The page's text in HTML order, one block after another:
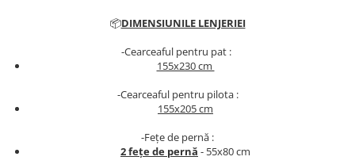
Lenjerii De Pat Catifea
Lenjerii De Pat Cocolino
Set Lenjerie De Pat Blana
Artificiala De Iepure, 6 Piese, 2
Set Lenjerie Pat Blanita Iepure, 6
Lenjerii De Pat Premium Collection
📦DIMENSIUNILE LENJERIEI
-Cearceaful pentru pat :
155x230 cm
-Cearceaful pentru pilota :
155x205 cm
-Fețe de pernă :
2 fețe de pernă - 55x80 cm